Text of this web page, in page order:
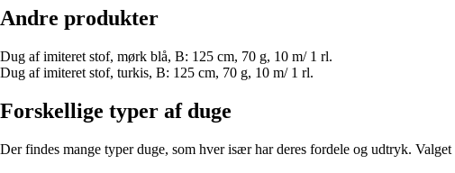
Andre produkter
Dug af imiteret stof, mørk blå, B: 125 cm, 70 g, 10 m/ 1 rl.
Dug af imiteret stof, turkis, B: 125 cm, 70 g, 10 m/ 1 rl.
Forskellige typer af duge
Der findes mange typer duge, som hver især har deres fordele og udtryk.